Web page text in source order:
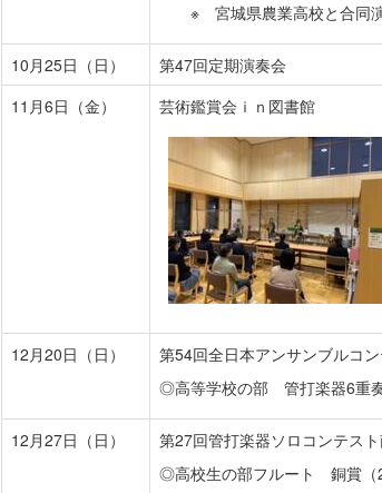
※ 宮城県農業高校と合同
10月25日（日） 第47回定期演奏会
11月6日（金）
芸術鑑賞会ｉｎ図書館
12月20日（日）
第54回全日本アンサンブルコ
◎高等学校の部 管打楽器6重
12月27日（日）
第27回管打楽器ソロコンテス
◎高校生の部フルート 銅賞（